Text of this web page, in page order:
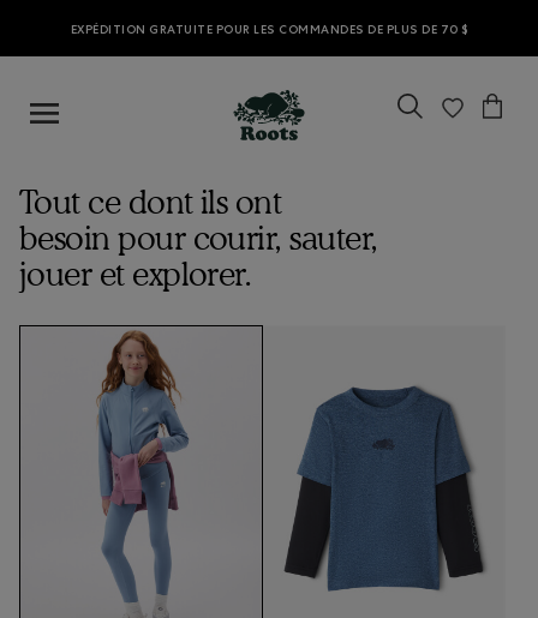
EXPÉDITION GRATUITE POUR LES COMMANDES DE PLUS DE 70 $
Tout ce dont ils ont
besoin pour courir, sauter,
jouer et explorer.